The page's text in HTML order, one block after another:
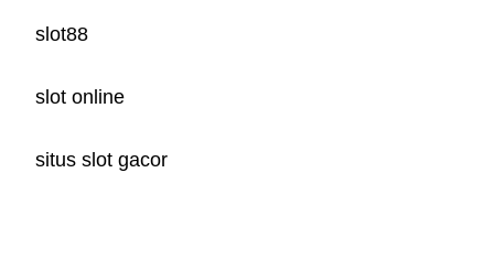
slot88
slot online
situs slot gacor